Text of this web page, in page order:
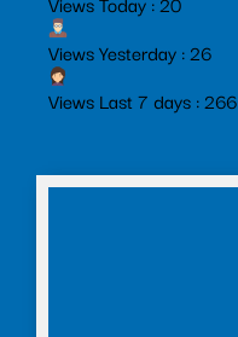
Views Yesterday : 26
Views Last 7 days : 266